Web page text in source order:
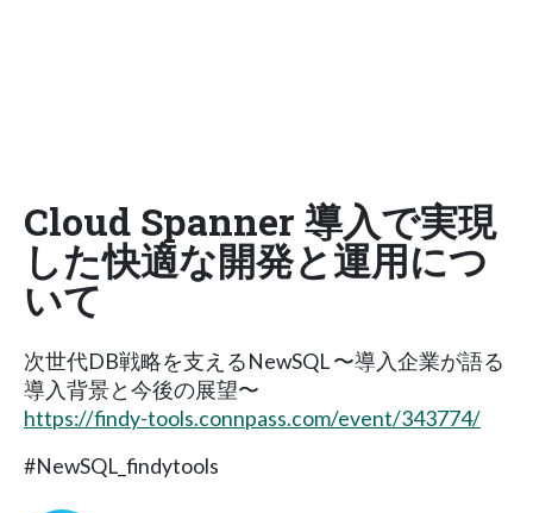
Cloud Spanner 導入で実現
した快適な開発と運用につ
いて
次世代DB戦略を支えるNewSQL 〜導入企業が語る
導入背景と今後の展望〜
https://findy-tools.connpass.com/event/343774/
#NewSQL_findytools